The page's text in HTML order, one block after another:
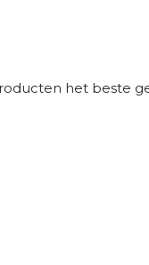
het beste